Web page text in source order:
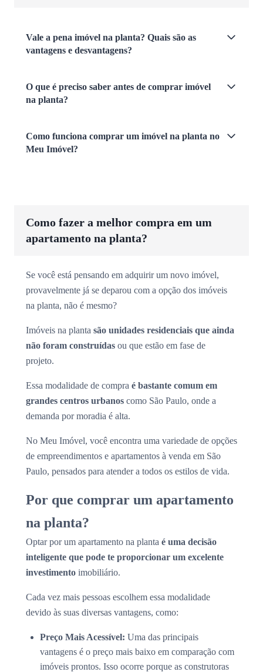
Vale a pena imóvel na planta? Quais são as
vantagens e desvantagens?
O que é preciso saber antes de comprar imóvel
na planta?
Como funciona comprar um imóvel na planta no
Meu Imóvel?
Como fazer a melhor compra em um
apartamento na planta?
Se você está pensando em adquirir um novo imóvel,
provavelmente já se deparou com a opção dos imóveis
na planta, não é mesmo?
Imóveis na planta são unidades residenciais que ainda
não foram construídas ou que estão em fase de
projeto.
Essa modalidade de compra é bastante comum em
grandes centros urbanos como São Paulo, onde a
demanda por moradia é alta.
No Meu Imóvel, você encontra uma variedade de opções
de empreendimentos e apartamentos à venda em São
Paulo, pensados para atender a todos os estilos de vida.
Por que comprar um apartamento
na planta?
Optar por um apartamento na planta é uma decisão
inteligente que pode te proporcionar um excelente
investimento imobiliário.
Cada vez mais pessoas escolhem essa modalidade
devido às suas diversas vantagens, como:
Preço Mais Acessível: Uma das principais
vantagens é o preço mais baixo em comparação com
imóveis prontos. Isso ocorre porque as construtoras